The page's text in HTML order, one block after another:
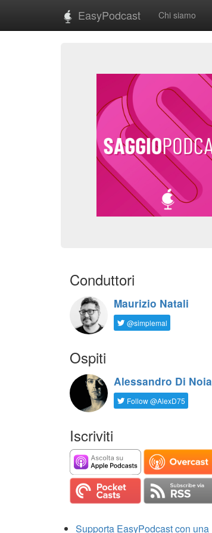
EasyPodcast Chi siamo
Conduttori
Maurizio Natali
@simplemal
Ospiti
Alessandro Di Noia
Follow @AlexD75
Iscriviti
Supporta EasyPodcast con una